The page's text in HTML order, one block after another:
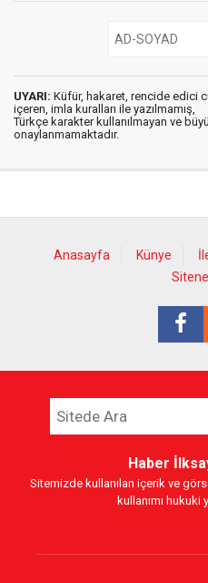
UYARI: Küfür, hakaret, rencide edici
içeren, imla kuralları ile yazılmamış,
Türkçe karakter kullanılmayan ve
onaylanmamaktadır.
Anasayfa Künye
Haber
Sitemizde kullanılan içerik ve
kullanımı hukuki